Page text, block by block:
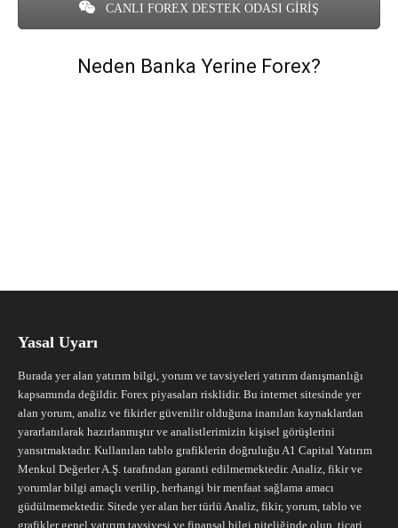
CANLI FOREX DESTEK ODASI GİRİŞ
Neden Banka Yerine Forex?
Yasal Uyarı
Burada yer alan yatırım bilgi, yorum ve tavsiyeleri yatırım danışmanlığı
kapsamında değildir. Forex piyasaları risklidir. Bu internet sitesinde yer
alan yorum, analiz ve fikirler güvenilir olduğuna inanılan kaynaklardan
yararlanılarak hazırlanmıştır ve analistlerimizin kişisel görüşlerini
yansıtmaktadır. Kullanılan tablo grafiklerin doğruluğu A1 Capital Yatırım
Menkul Değerler A.Ş. tarafından garanti edilmemektedir. Analiz, fikir ve
yorumlar bilgi amaçlı verilip, herhangi bir menfaat sağlama amacı
güdülmemektedir. Sitede yer alan her türlü Analiz, fikir, yorum, tablo ve
grafikler genel yatırım tavsiyesi ve finansal bilgi niteliğinde olup, ticari